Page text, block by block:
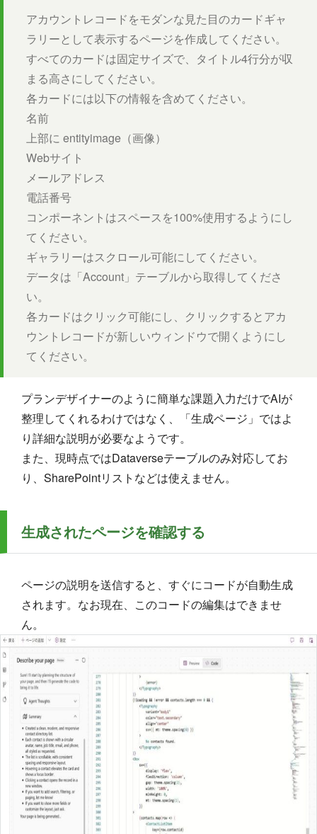
アカウントレコードをモダンな見た目のカードギャ
ラリーとして表示するページを作成してください。
すべてのカードは固定サイズで、タイトル4行分が収
まる高さにしてください。
各カードには以下の情報を含めてください。
名前
上部に entityimage（画像）
Webサイト
メールアドレス
電話番号
コンポーネントはスペースを100%使用するようにし
てください。
ギャラリーはスクロール可能にしてください。
データは「Account」テーブルから取得してくださ
い。
各カードはクリック可能にし、クリックするとアカ
ウントレコードが新しいウィンドウで開くようにし
てください。
プランデザイナーのように簡単な課題入力だけでAIが
整理してくれるわけではなく、「生成ページ」ではよ
り詳細な説明が必要なようです。
また、現時点ではDataverseテーブルのみ対応してお
り、SharePointリストなどは使えません。
生成されたページを確認する
ページの説明を送信すると、すぐにコードが自動生成
されます。なお現在、このコードの編集はできませ
ん。